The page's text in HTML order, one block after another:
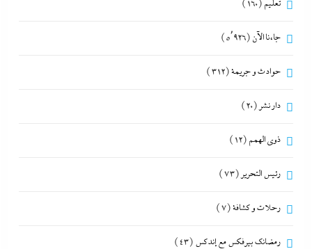
تعليم (160)
جاءنا الآن (5٬926)
حوادث و جريمة(312)
دار نشر (20)
ذوى الهمم (12)
رئيس التحرير (73)
رحلات و كشافة(7)
رمضانك بيرفكس مع إندكس (43)